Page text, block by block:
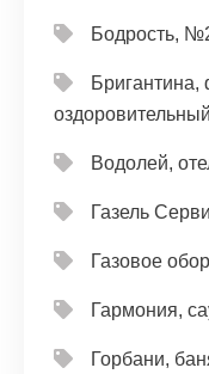
Бодрость,
Бригантина,
Водолей,
Газель
Газовое
Гармония,
Горбани,